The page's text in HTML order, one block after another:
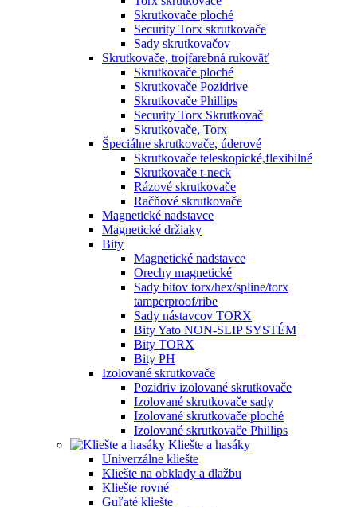
Skrutkovače ploché
Security Torx skrutkovače
Sady skrutkovačov
Skrutkovače, trojfarebná rukoväť
Skrutkovače ploché
Skrutkovače Pozidrive
Skrutkovače Phillips
Security Torx Skrutkovač
Skrutkovače, Torx
Špeciálne skrutkovače, úderové
Skrutkovače teleskopické,flexibilné
Skrutkovače t-neck
Rázové skrutkovače
Račňové skrutkovače
Magnetické nadstavce
Magnetické držiaky
Bity
Magnetické nadstavce
Orechy magnetické
Sady bitov torx/hex/spline/torx
tamperproof/ribe
Sady nástavcov TORX
Bity Yato NON-SLIP SYSTÉM
Bity TORX
Bity PH
Izolované skrutkovače
Pozidriv izolované skrutkovače
Izolované skrutkovače sady
Izolované skrutkovače ploché
Izolované skrutkovače Phillips
Kliešte a hasáky
Univerzálne kliešte
Kliešte na obklady a dlažbu
Kliešte rovné
Guľaté kliešte